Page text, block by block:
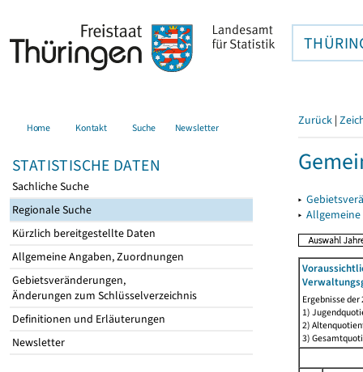
Home Kontakt Suche Newsletter
STATISTISCHE DATEN
Sachliche Suche
Regionale Suche
Kürzlich bereitgestellte Daten
Allgemeine Angaben, Zuordnungen
Gebietsveränderungen,
Änderungen zum Schlüsselverzeichnis
Definitionen und Erläuterungen
Newsletter
Zurück |
▸
▸
Ergebnisse
1)
2)
3)